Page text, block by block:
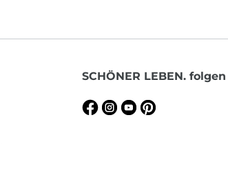
SCHÖNER LEBEN. folgen